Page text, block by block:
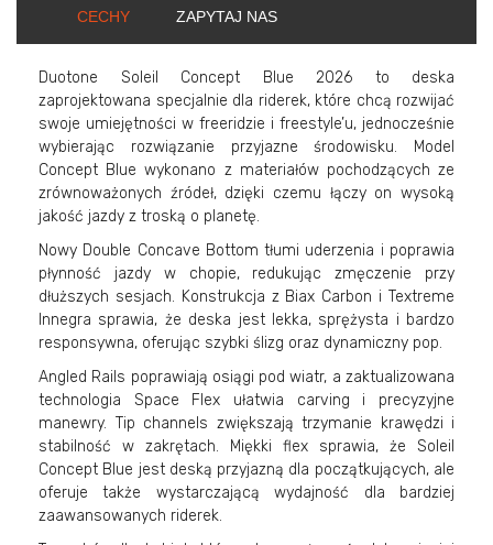
CECHY ZAPYTAJ NAS
Duotone Soleil Concept Blue 2026 to deska
zaprojektowana specjalnie dla riderek, które chcą rozwijać
swoje umiejętności w freeridzie i freestyle’u, jednocześnie
wybierając rozwiązanie przyjazne środowisku. Model
Concept Blue wykonano z materiałów pochodzących ze
zrównoważonych źródeł, dzięki czemu łączy on wysoką
jakość jazdy z troską o planetę.
Nowy Double Concave Bottom tłumi uderzenia i poprawia
płynność jazdy w chopie, redukując zmęczenie przy
dłuższych sesjach. Konstrukcja z Biax Carbon i Textreme
Innegra sprawia, że deska jest lekka, sprężysta i bardzo
responsywna, oferując szybki ślizg oraz dynamiczny pop.
Angled Rails poprawiają osiągi pod wiatr, a zaktualizowana
technologia Space Flex ułatwia carving i precyzyjne
manewry. Tip channels zwiększają trzymanie krawędzi i
stabilność w zakrętach. Miękki flex sprawia, że Soleil
Concept Blue jest deską przyjazną dla początkujących, ale
oferuje także wystarczającą wydajność dla bardziej
zaawansowanych riderek.